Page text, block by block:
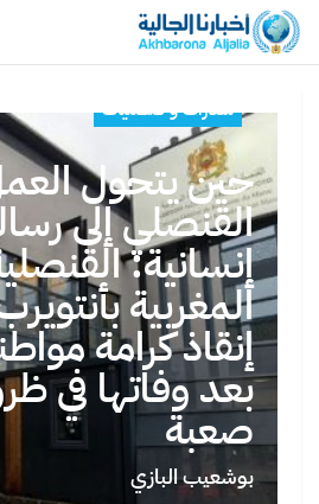
سفارات و قنصليات
حين يتحول
القنصلي إلى
إنسانية:
المغربية
إنقاذ كرامة
بعد وفاتها في
صعبة
بوشعيب البازي